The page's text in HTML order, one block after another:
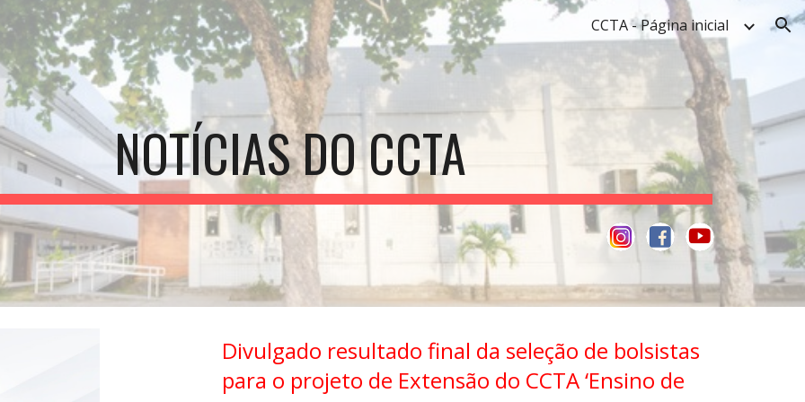
to main content Skip to navigation CCTA - Página inicial
NOTÍCIAS DO CCTA
Divulgado resultado final da seleção de bolsistas
para o projeto de Extensão do CCTA ‘Ensino de